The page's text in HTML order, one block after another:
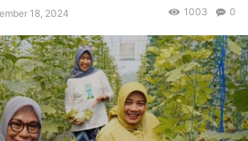
18, 2024 0
1003